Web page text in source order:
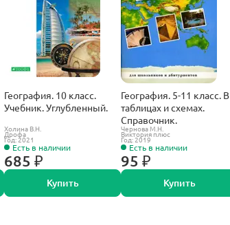
География. 10 класс.
Учебник. Углубленный.
Холина В.Н.
Дрофа
Год: 2021
Есть в наличии
685 ₽
Купить
География. 5-11 класс. В
таблицах и схемах.
Справочник.
Чернова М.Н.
Виктория плюс
Год: 2019
Есть в наличии
95 ₽
Купить